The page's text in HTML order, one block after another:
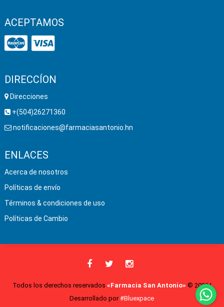
ACEPTAMOS
DIRECCÍON
Direcciones
+(504)26271360
notificaciones@farmaciasantonio.hn
ENLACES
Acerca de nosotros
Políticas de envío
Términos & condiciones de uso
Políticas de Cambio
Todos los derechos reservados «Farmacia San Antonio» © 2026 |
Desarrollado por#Bluexpace